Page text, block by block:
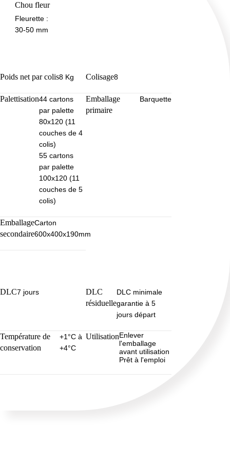
Chou fleur
Fleurette :
30-50 mm
Poids net par colis8 Kg Colisage8
Palettisation44 cartons
par palette
80x120 (11
couches de 4
colis)
55 cartons
par palette
100x120 (11
couches de 5
colis)
Emballage
primaire
Barquette
Emballage
secondaire
Carton
600x400x190mm
DLC7 jours
DLC
résiduelle
DLC minimale
garantie à 5
jours départ
Température de
conservation
+1°C à
+4°C
UtilisationEnlever
l'emballage
avant utilisation
Prêt à l'emploi